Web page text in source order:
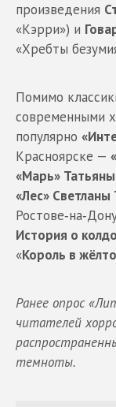
произведения
«Кэрри») и
«Хребты
Помимо
современными
популярно
Красноярске —
«Марь»
«Лес»
История о
«Король в
Ранее опрос
читателей
темноты.